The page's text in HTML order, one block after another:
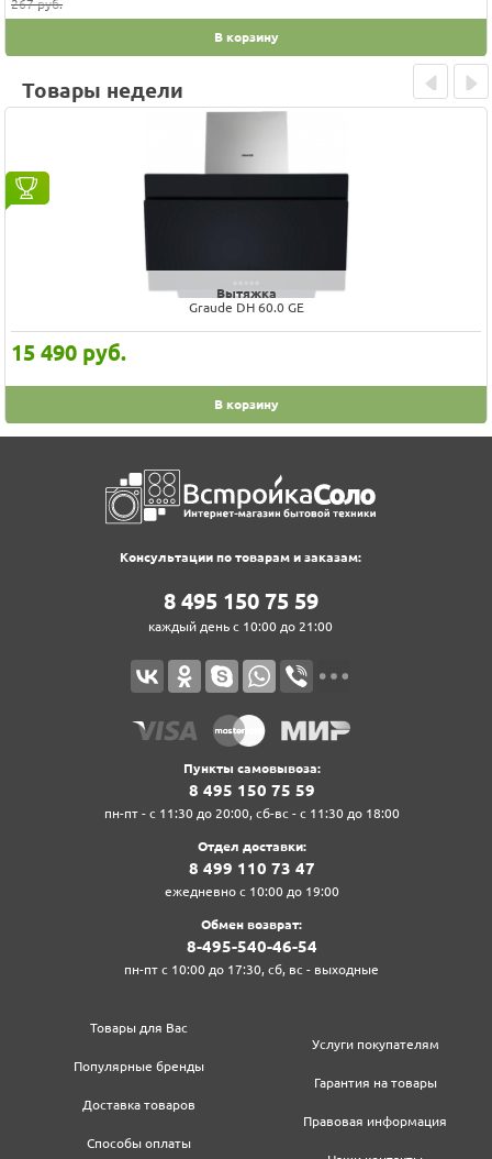
267 руб.
В корзину
Товары недели
Вытяжка
Graude DH 60.0 GE
15 490 руб.
В корзину
Prev Next
Консультации по товарам и заказам:
8‍ 4‍9‍5‍ 1‍5‍0‍ 7‍5‍ 5‍9‍
каждый день с 10:00 до 21:00
Пункты самовывоза:
8‍ 4‍9‍5‍ 1‍5‍0‍ 7‍5‍ 5‍9‍
пн-пт - с 11:30 до 20:00, сб-вс - с 11:30 до 18:00
Отдел доставки:
8‍ 4‍9‍9‍ 1‍1‍0‍ 7‍3‍ 4‍7‍
ежедневно с 10:00 до 19:00
Обмен возврат:
8‍-4‍9‍5‍-5‍4‍0‍-4‍6‍-5‍4‍
пн-пт с 10:00 до 17:30, сб, вс - выходные
Товары для Вас
Популярные бренды
Доставка товаров
Способы оплаты
Услуги покупателям
Гарантия на товары
Правовая информация